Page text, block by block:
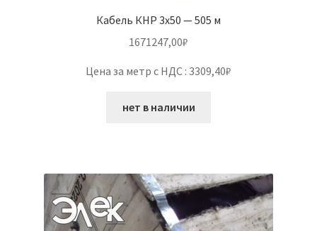
Кабель КНР 3х50 — 505 м
1671247,00₽
Цена за метр с НДС : 3309,40₽
нет в наличии